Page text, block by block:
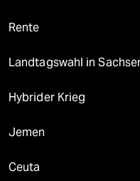
Rente
Landtagswahl in
Hybrider Krieg
Jemen
Ceuta